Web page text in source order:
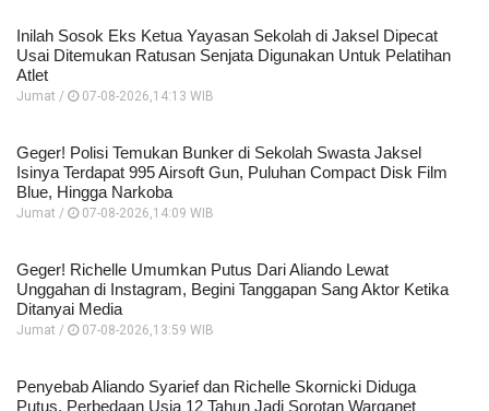
Inilah Sosok Eks Ketua Yayasan Sekolah di Jaksel Dipecat
Usai Ditemukan Ratusan Senjata Digunakan Untuk Pelatihan
Atlet
Jumat / 07-08-2026,14:13 WIB
Geger! Polisi Temukan Bunker di Sekolah Swasta Jaksel
Isinya Terdapat 995 Airsoft Gun, Puluhan Compact Disk Film
Blue, Hingga Narkoba
Jumat / 07-08-2026,14:09 WIB
Geger! Richelle Umumkan Putus Dari Aliando Lewat
Unggahan di Instagram, Begini Tanggapan Sang Aktor Ketika
Ditanyai Media
Jumat / 07-08-2026,13:59 WIB
Penyebab Aliando Syarief dan Richelle Skornicki Diduga
Putus, Perbedaan Usia 12 Tahun Jadi Sorotan Warganet